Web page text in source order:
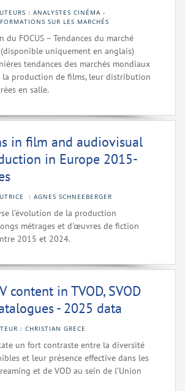
: ANALYSTES CINÉMA -
SUR LES MARCHÉS
FOCUS – Tendances du marché
uniquement en anglais)
tendances des marchés mondiaux
production de films, leur distribution
en salle.
in film and audiovisual
in Europe 2015-
: AGNES SCHNEEBERGER
l'évolution de la production
métrages et d'œuvres de fiction
2015 et 2024.
content in TVOD, SVOD
- 2025 data
: CHRISTIAN GRECE
un fort contraste entre la diversité
et leur présence effective dans les
et de VOD au sein de l’Union